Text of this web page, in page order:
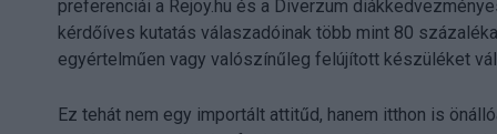
preferenciái a Rejoy.hu és a Diverzum
kérdőíves kutatás válaszadóinak több mint 80
egyértelműen vagy valószínűleg felújított készüléket
Ez tehát nem egy importált attitűd, hanem itthon is